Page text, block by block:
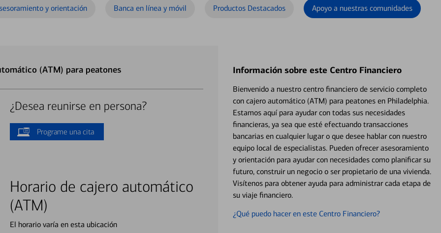
y orientación Banca en línea y móvil Productos Destacados Apoyo a nuestras comunidades
(ATM) para peatones
¿Desea reunirse en persona?
Programe una cita
Horario de cajero automático
(ATM)
El horario varía en esta ubicación
Información sobre este Centro Financiero
Bienvenido a nuestro centro financiero de servicio completo
con cajero automático (ATM) para peatones en Philadelphia.
Estamos aquí para ayudar con todas sus necesidades
financieras, ya sea que esté efectuando transacciones
bancarias en cualquier lugar o que desee hablar con nuestro
equipo local de especialistas. Pueden ofrecer asesoramiento
y orientación para ayudar con necesidades como planificar su
futuro, construir un negocio o ser propietario de una vivienda.
Visítenos para obtener ayuda para administrar cada etapa de
su viaje financiero.
¿Qué puedo hacer en este Centro Financiero?